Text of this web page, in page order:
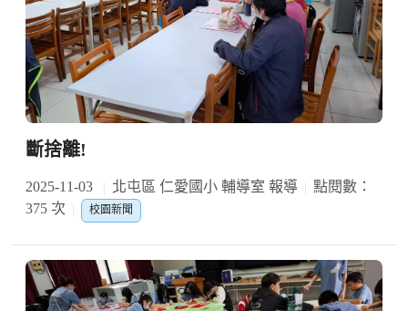
斷捨離!
2025-11-03 北屯區 仁愛國小 輔導室 報導
點閱數：
375 次
校園新聞